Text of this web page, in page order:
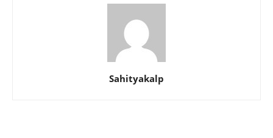
Sahityakalp